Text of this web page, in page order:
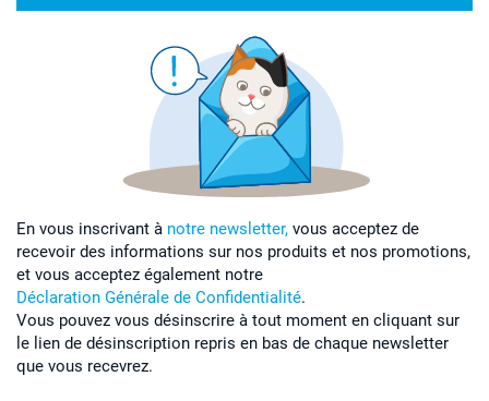
En vous inscrivant à notre newsletter, vous acceptez de
recevoir des informations sur nos produits et nos promotions,
et vous acceptez également notre
Déclaration Générale de Confidentialité.
Vous pouvez vous désinscrire à tout moment en cliquant sur
le lien de désinscription repris en bas de chaque newsletter
que vous recevrez.